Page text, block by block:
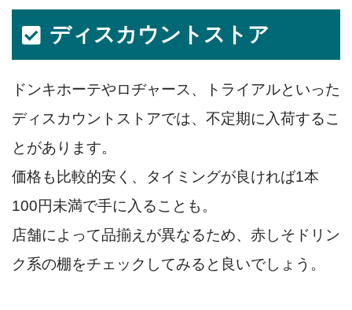
ディスカウントストア
ドンキホーテやロヂャース、トライアルといった
ディスカウントストアでは、不定期に入荷するこ
とがあります。
価格も比較的安く、タイミングが良ければ1本
100円未満で手に入ることも。
店舗によって品揃えが異なるため、赤しそドリン
ク系の棚をチェックしてみると良いでしょう。